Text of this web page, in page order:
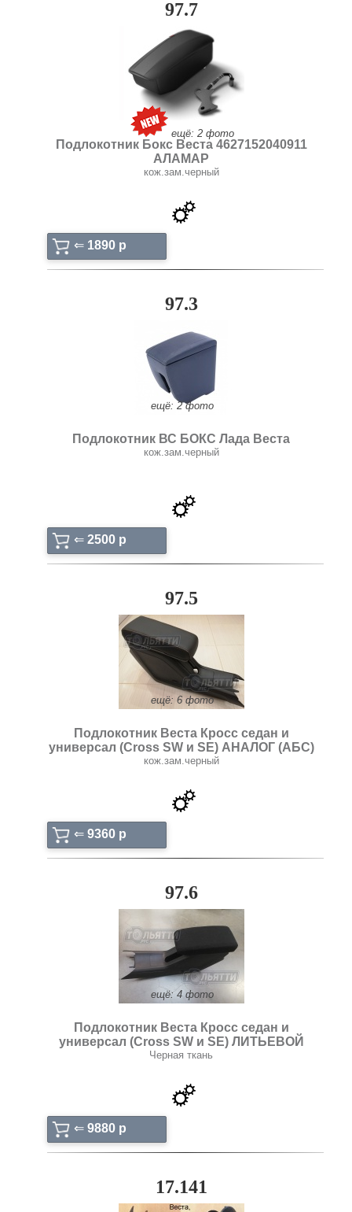
97.7
ещё: 2 фото
Подлокотник Бокс Веста 4627152040911
АЛАМАР
кож.зам.черный
⇐ 1890 p
97.3
ещё: 2 фото
Подлокотник ВС БОКС Лада Веста
кож.зам.черный
⇐ 2500 p
97.5
ещё: 6 фото
Подлокотник Веста Кросс седан и
универсал (Cross SW и SE) АНАЛОГ (АБС)
кож.зам.черный
⇐ 9360 p
97.6
ещё: 4 фото
Подлокотник Веста Кросс седан и
универсал (Cross SW и SE) ЛИТЬЕВОЙ
Черная ткань
⇐ 9880 p
17.141